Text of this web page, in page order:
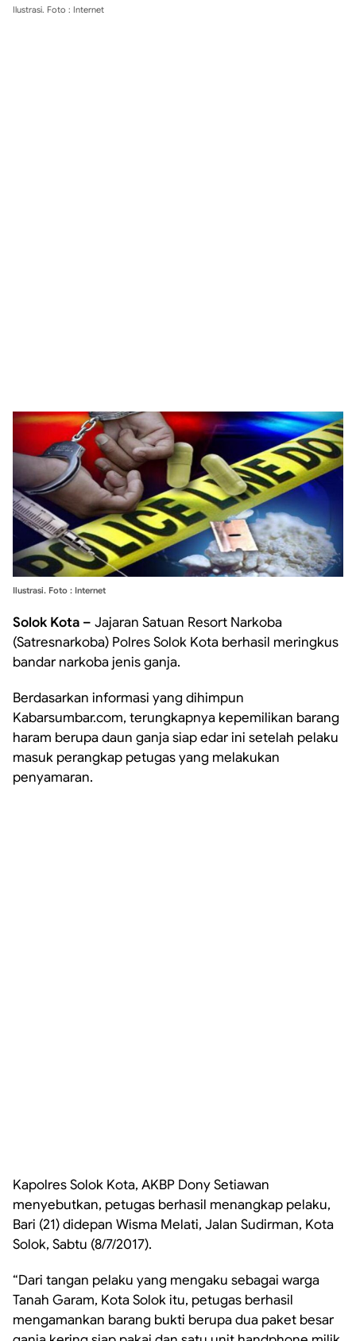
Ilustrasi. Foto : Internet
Ilustrasi. Foto : Internet
Solok Kota – Jajaran Satuan Resort Narkoba
(Satresnarkoba) Polres Solok Kota berhasil meringkus
bandar narkoba jenis ganja.
Berdasarkan informasi yang dihimpun
Kabarsumbar.com, terungkapnya kepemilikan barang
haram berupa daun ganja siap edar ini setelah pelaku
masuk perangkap petugas yang melakukan
penyamaran.
Kapolres Solok Kota, AKBP Dony Setiawan
menyebutkan, petugas berhasil menangkap pelaku,
Bari (21) didepan Wisma Melati, Jalan Sudirman, Kota
Solok, Sabtu (8/7/2017).
“Dari tangan pelaku yang mengaku sebagai warga
Tanah Garam, Kota Solok itu, petugas berhasil
mengamankan barang bukti berupa dua paket besar